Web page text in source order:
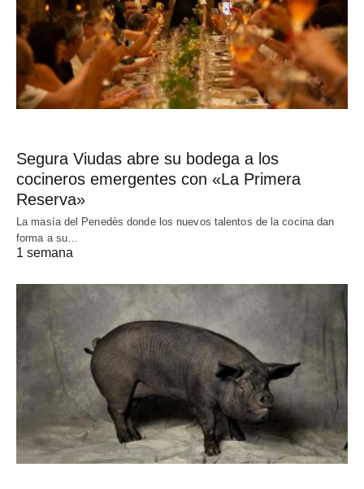
Segura Viudas abre su bodega a los
cocineros emergentes con «La Primera
Reserva»
La masía del Penedès donde los nuevos talentos de la cocina dan
forma a su…
1 semana